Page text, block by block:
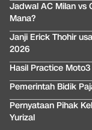
Jadwal AC Milan vs
Mana?
Janji Erick Thohir
2026
Hasil Practice
Pemerintah Bidik
Pernyataan Pihak
Yurizal